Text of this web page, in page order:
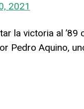
2021
la victoria al ’89
Pedro Aquino,